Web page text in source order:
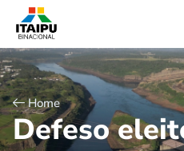
Home
Defeso eleit